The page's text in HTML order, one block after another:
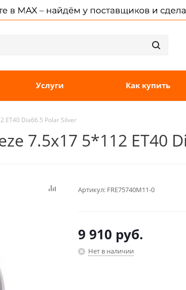
Услуги Как купить
ET40 Dia66.5 Polar Silver
7.5x17 5*112 ET40
Артикул: FRE75740M11-0
9 910 руб.
Нет в наличии